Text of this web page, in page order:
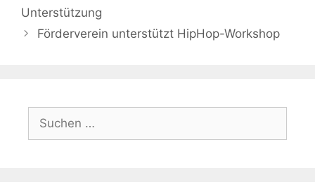
Unterstützung
Förderverein unterstützt HipHop-Workshop
Suchen
nach: